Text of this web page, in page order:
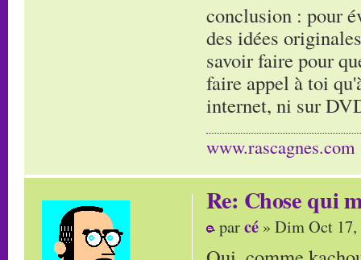
conclusion : pour
des idées
savoir faire pour
faire appel à toi
internet, ni sur
www.rascagnes.com
Re: Chose qui
parcé » Dim Oct 17,